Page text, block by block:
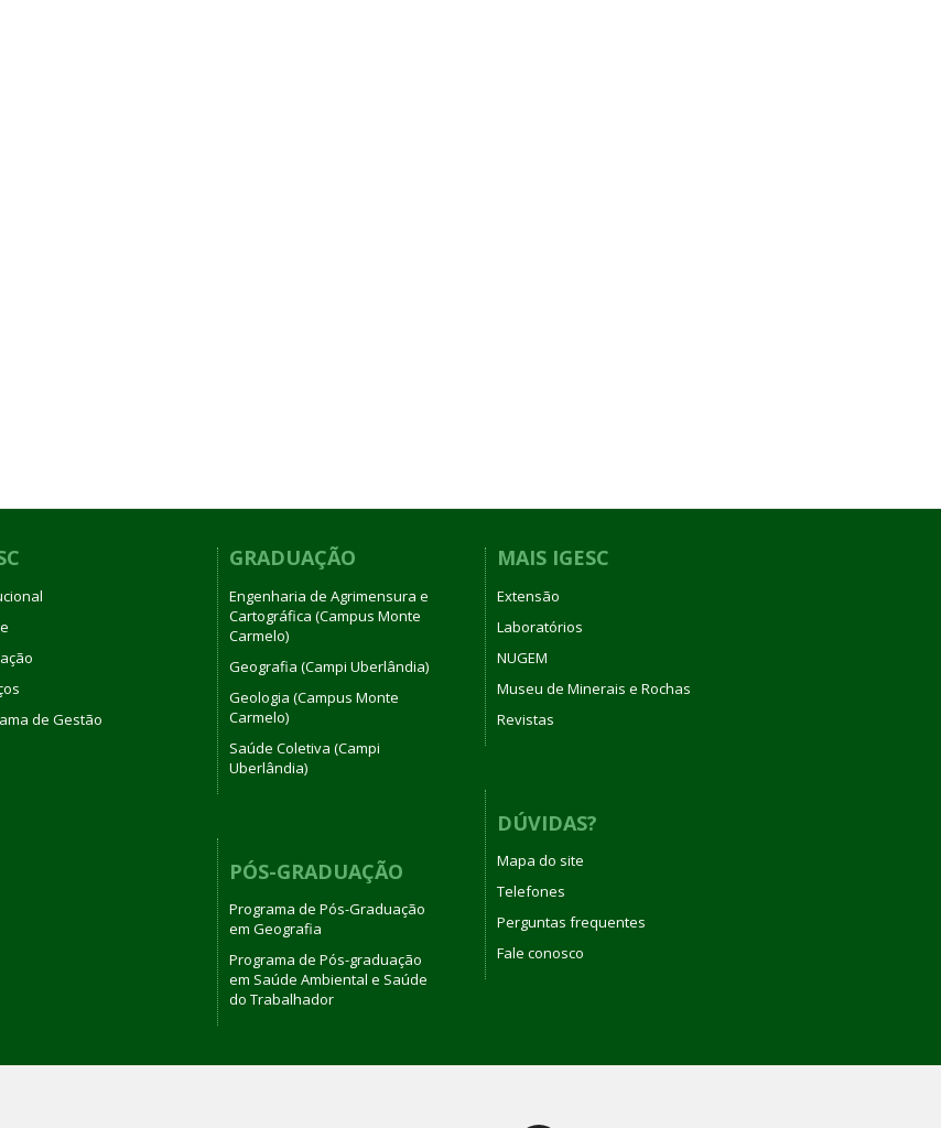
de Gestão
GRADUAÇÃO
Engenharia de Agrimensura e
Cartográfica (Campus Monte
Carmelo)
Geografia (Campi Uberlândia)
Geologia (Campus Monte
Carmelo)
Saúde Coletiva (Campi
Uberlândia)
PÓS-GRADUAÇÃO
Programa de Pós-Graduação
em Geografia
Programa de Pós-graduação
em Saúde Ambiental e Saúde
do Trabalhador
MAIS IGESC
Extensão
Laboratórios
NUGEM
Museu de Minerais e Rochas
Revistas
DÚVIDAS?
Mapa do site
Telefones
Perguntas frequentes
Fale conosco